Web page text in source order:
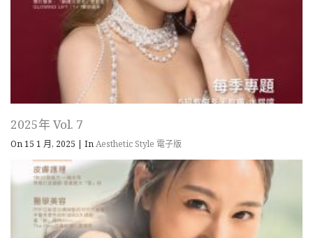
2025年 Vol. 7
On 15 1 月, 2025 | InAesthetic Style 電子版